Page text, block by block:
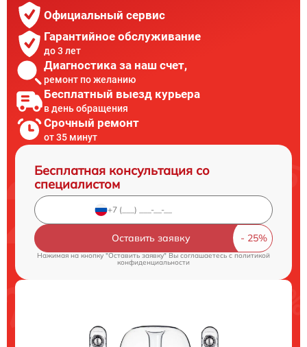
Официальный сервис
Гарантийное обслуживание
до 3 лет
Диагностика за наш счет,
ремонт по желанию
Бесплатный выезд курьера
в день обращения
Срочный ремонт
от 35 минут
Бесплатная консультация со
специалистом
Оставить заявку
Нажимая на кнопку "Оставить заявку" Вы соглашаетесь cполитикой
конфиденциальности